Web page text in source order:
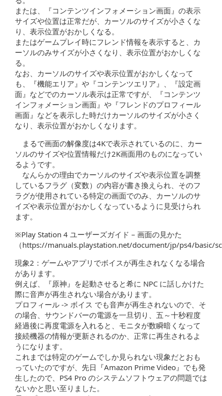
または、『コンテンツインフォメーション画面』の表示
サイズや位置は正常だが、カーソルのサイズが小さくな
り、表示位置がおかしくなる。
またはゲームプレイ時にフレンド情報を表示すると、カ
ーソルのみサイズが小さくなり、表示位置がおかしくな
る。
なお、カーソルのサイズや表示位置がおかしくなって
も、『機能エリア』や『コンテンツエリア』、『設定画
面』などでのカーソル表示は正常ですが、『コンテンツ
インフォメーション画面』や『フレンドのプロフィール
画面』などを表示した時だけカーソルのサイズが小さく
なり、表示位置がおかしくなります。
まるで画面の解像度は4Kで表示されているのに、カー
ソルのサイズや位置情報だけ2K画面用のものになってい
るようです。
なんらかの理由でカーソルのサイズや表示位置を調整
しているフラグ（変数）の内容が書き換えられ、そのフ
ラグが使用されている特定の画面でのみ、カーソルのサ
イズや表示位置がおかしくなっているように見受けられ
ます。
※Play Station 4 ユーザーズガイド – 画面の見かた
（https://manuals.playstation.net/document/jp/ps4/basic/
現象2：ゲームやアプリでボイスが再生されなくなる場合
があります。
例えば、『原神』を起動させると希に NPC に話しかけた
際に音声が再生されない場合があります。
プロフィール -> ボイス でも音声が再生されないので、そ
の場合、サウンドバーの電源を一旦切り、五～十秒程度
経過後に再度電源を入れると、モニタが数瞬暗くなって
接続機器の情報が更新されるのか、正常に再生されるよ
うになります。
これまでは特定のゲームでしか見られない現象だとおも
っていたのですが、先日『Amazon Prime Video』でも発
生したので、PS4 Pro のシステムソフトウェアの問題では
ないかと思い至りました。